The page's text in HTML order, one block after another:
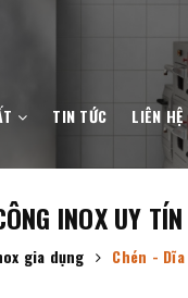
TIN TỨC LIÊN HỆ
INOX UY
gia dụng Chén -